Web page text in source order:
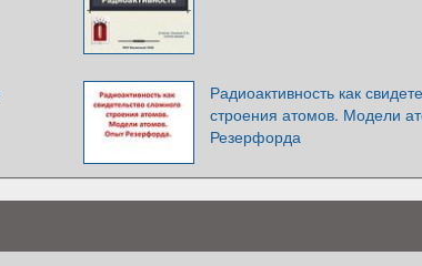
Радиоактивность как
строения атомов. Модели
Резерфорда